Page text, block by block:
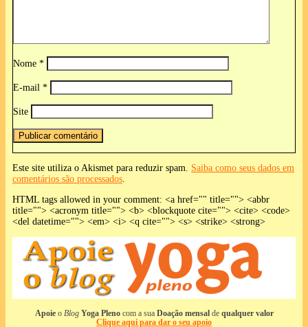
Nome *
E-mail *
Site
Este site utiliza o Akismet para reduzir spam. Saiba como seus dados em
comentários são processados.
HTML tags allowed in your comment: <a href="" title=""> <abbr
title=""> <acronym title=""> <b> <blockquote cite=""> <cite> <code>
<del datetime=""> <em> <i> <q cite=""> <s> <strike> <strong>
Apoieo Blog Yoga Plenocom a sua Doação mensalde qualquer valor
Clique aqui para dar o seu apoio